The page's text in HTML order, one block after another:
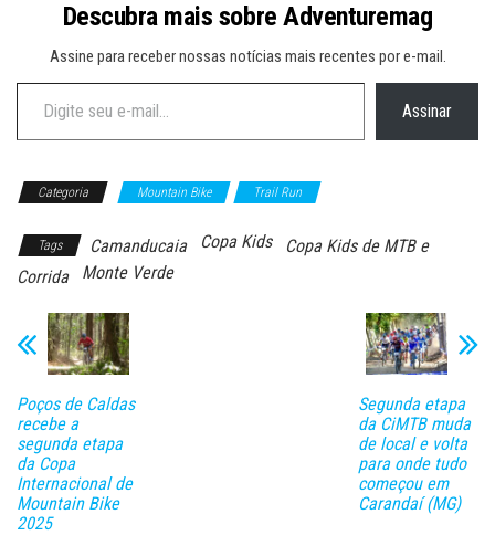
Descubra mais sobre Adventuremag
Assine para receber nossas notícias mais recentes por e-mail.
Digite seu e-mail…
Assinar
Categoria Mountain Bike Trail Run
Tags Camanducaia Copa Kids
Copa Kids de MTB e
Corrida
Monte Verde
Poços de Caldas
recebe a
segunda etapa
da Copa
Internacional de
Mountain Bike
2025
Segunda etapa
da CiMTB muda
de local e volta
para onde tudo
começou em
Carandaí (MG)